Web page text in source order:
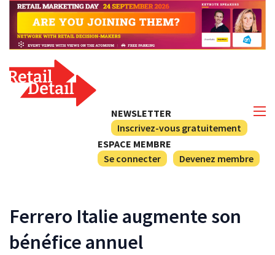
NEWSLETTER
Inscrivez-vous gratuitement
ESPACE MEMBRE
Se connecter
Devenez membre
Ferrero Italie augmente son
bénéfice annuel